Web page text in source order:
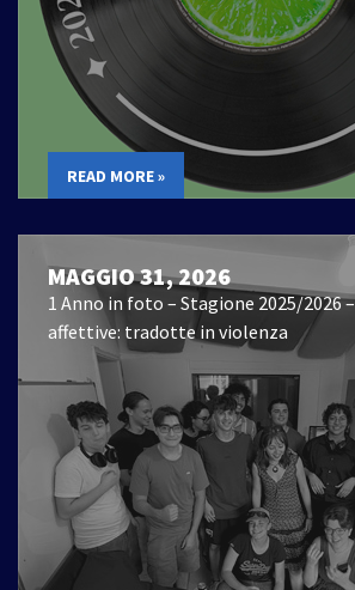
READ MORE »
MAGGIO 31, 2026
1 Anno in foto – Stagione 2025/2026
affettive: tradotte in violenza